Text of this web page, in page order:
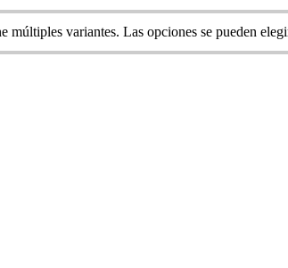
múltiples variantes. Las opciones se pueden